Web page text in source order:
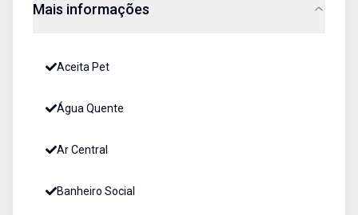
Mais informações
Aceita Pet
Água Quente
Ar Central
Banheiro Social